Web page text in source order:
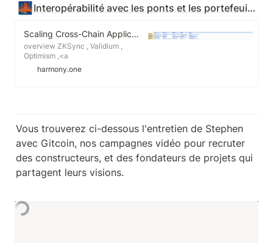
🌉 Interopérabilité avec les ponts et les portefeuilles sur la chaîne (On-Chain)
Scaling Cross-Chain Applications: Bridges & Layer 2
overview ZKSync , Validium ,
Optimism ,<a
href="https://docs.matic.networ...
harmony.one
Vous trouverez ci-dessous l'entretien de Stephen
avec Gitcoin, nos campagnes vidéo pour recruter
des constructeurs, et des fondateurs de projets qui
partagent leurs visions.